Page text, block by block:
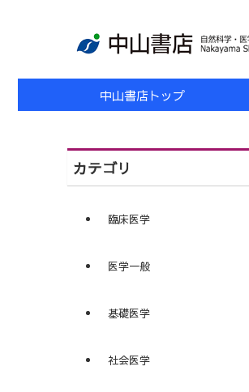
中山書店トップ
カテゴリ
臨床医学
医学一般
基礎医学
社会医学